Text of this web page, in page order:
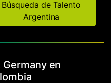
Búsqueda de Talento
Argentina
Germany en